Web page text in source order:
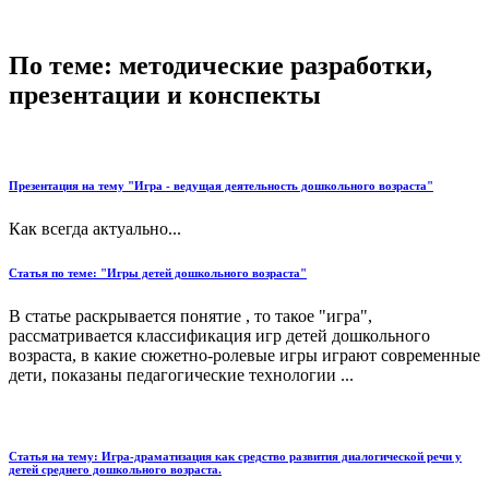
По теме: методические разработки,
презентации и конспекты
Презентация на тему "Игра - ведущая деятельность дошкольного возраста"
Как всегда актуально...
Статья по теме: "Игры детей дошкольного возраста"
В статье раскрывается понятие , то такое "игра",
рассматривается классификация игр детей дошкольного
возраста, в какие сюжетно-ролевые игры играют современные
дети, показаны педагогические технологии ...
Статья на тему: Игра-драматизация как средство развития диалогической речи у
детей среднего дошкольного возраста.